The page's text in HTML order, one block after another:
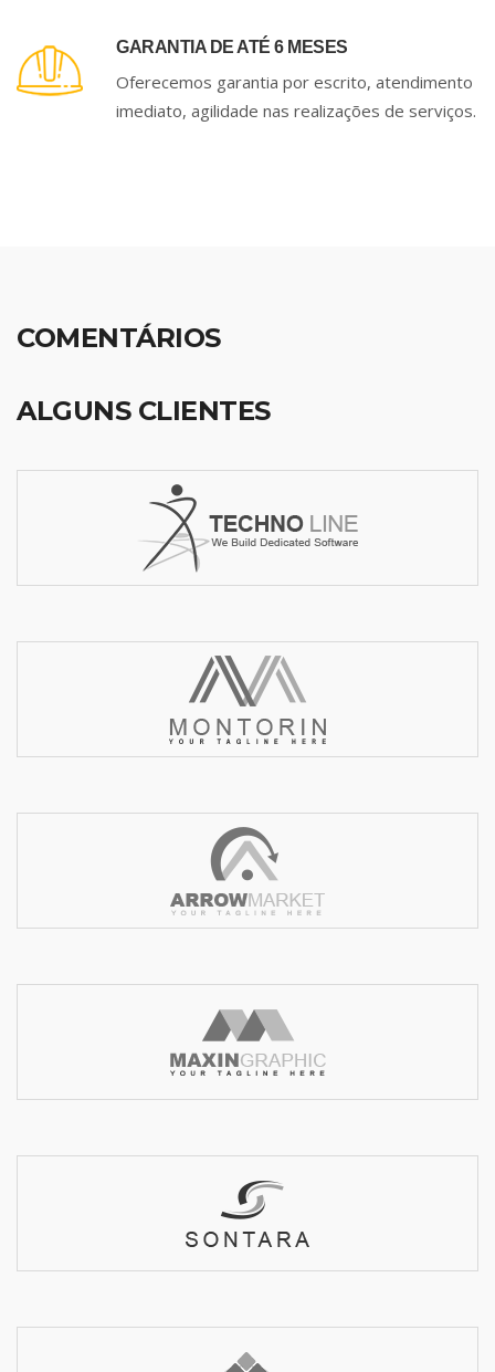
GARANTIA DE ATÉ 6 MESES
Oferecemos garantia por escrito, atendimento
imediato, agilidade nas realizações de serviços.
COMENTÁRIOS
ALGUNS CLIENTES